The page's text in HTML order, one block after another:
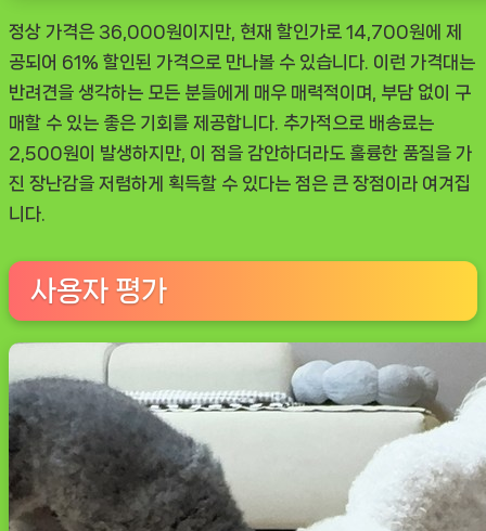
정상 가격은 36,000원이지만, 현재 할인가로 14,700원에 제
공되어 61% 할인된 가격으로 만나볼 수 있습니다. 이런 가격대는
반려견을 생각하는 모든 분들에게 매우 매력적이며, 부담 없이 구
매할 수 있는 좋은 기회를 제공합니다. 추가적으로 배송료는
2,500원이 발생하지만, 이 점을 감안하더라도 훌륭한 품질을 가
진 장난감을 저렴하게 획득할 수 있다는 점은 큰 장점이라 여겨집
니다.
사용자 평가